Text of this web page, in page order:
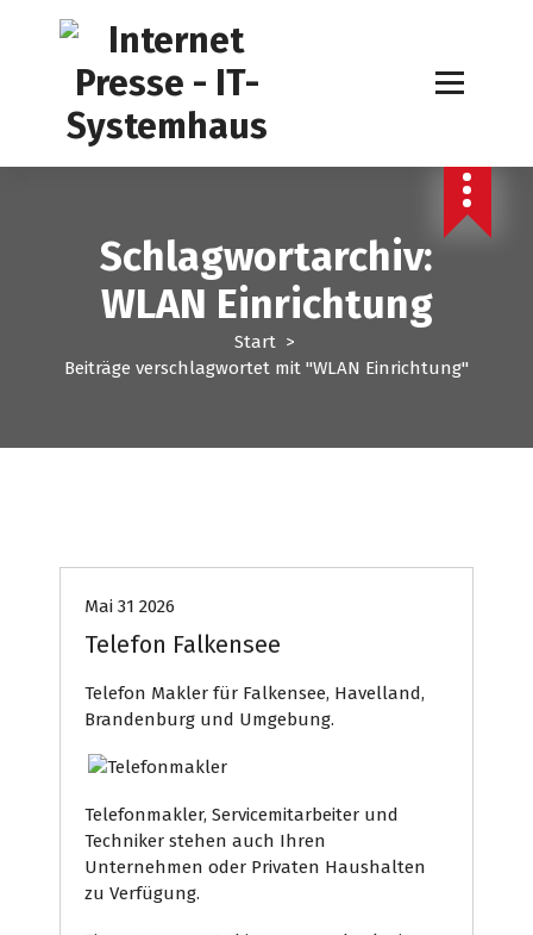
a
Schlagwortarchiv:
WLAN Einrichtung
Start>
Beiträge verschlagwortet mit "WLAN Einrichtung"
Mai 31 2026
Telefon Falkensee
Telefon Makler für Falkensee, Havelland,
Brandenburg und Umgebung.
Telefonmakler, Servicemitarbeiter und
Techniker stehen auch Ihren
Unternehmen oder Privaten Haushalten
zu Verfügung.